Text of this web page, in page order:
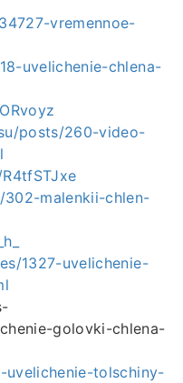
vremennoe-
uvelichenie-chlena-
posts/260-video-
malenkii-chlen-
1327-uvelichenie-
golovki-chlena-
uvelichenie-tolschiny-